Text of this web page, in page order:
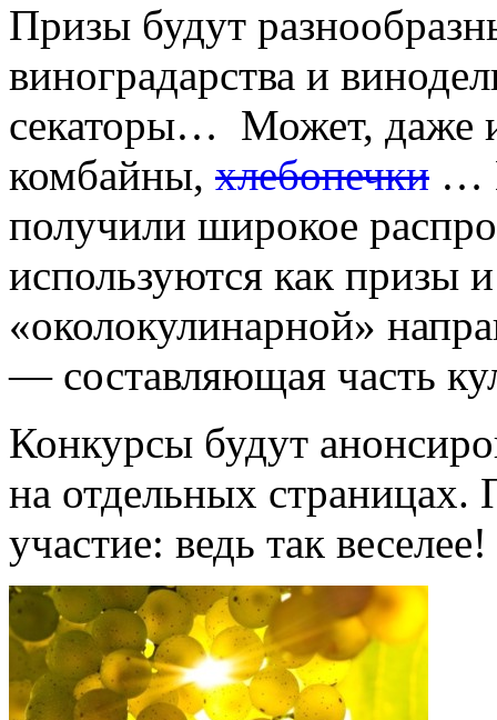
Призы будут
виноградарства и
секаторы… Может, даже
комбайны, хлебопечки …
получили широкое
используются как призы
«околокулинарной»
— составляющая часть
Конкурсы будут
на отдельных
участие: ведь так